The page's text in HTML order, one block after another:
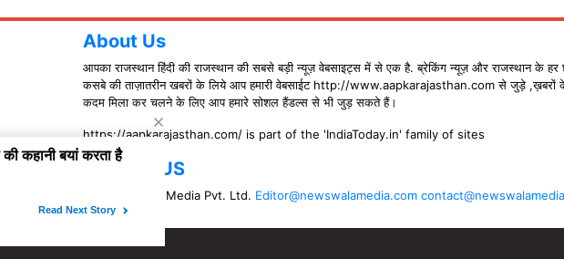
About Us
आपका राजस्थान हिंदी की राजस्थान की सबसे बड़ी न्यूज़ वेबसाइट्स में से एक है. ब्रेकिंग न्यूज़ और राजस्थान के हर
कसबे की ताज़ातरीन खबरों के लिये आप हमारी वेबसाईट http://www.aapkarajasthan.com से जुड़े
कदम मिला कर चलने के लिए आप हमारे सोशल हैंडल्स से भी जुड़ सकते हैं।
https://aapkarajasthan.com/ is part of the 'IndiaToday.in' family of sites
Contact US
DG Newswala Media Pvt. Ltd. Editor@newswalamedia.com